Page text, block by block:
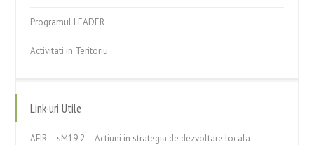
Programul LEADER
Activitati in Teritoriu
Link-uri Utile
AFIR – sM19.2 – Actiuni in strategia de dezvoltare locala